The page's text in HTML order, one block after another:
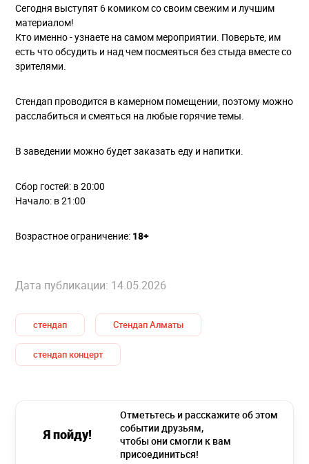
Сегодня выступят 6 комиком со своим свежим и лучшим
материалом!
Кто именно - узнаете на самом мероприятии. Поверьте, им
есть что обсудить и над чем посмеяться без стыда вместе со
зрителями.
Стендап проводится в камерном помещении, поэтому можно
расслабиться и смеяться на любые горячие темы.
В заведении можно будет заказать еду и напитки.
Сбор гостей: в 20:00
Начало: в 21:00
Возрастное ограничение: 18+
Дата публикации: 14.05.2026
стендап Стендап Алматы
стендап концерт
Я пойду!
Отметьтесь и расскажите об этом
событии друзьям,
чтобы они смогли к вам
присоединиться!